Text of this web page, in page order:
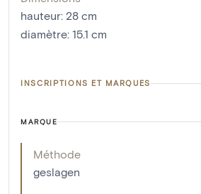
hauteur: 28 cm
diamètre: 15.1 cm
INSCRIPTIONS ET MARQUES
MARQUE
Méthode
geslagen